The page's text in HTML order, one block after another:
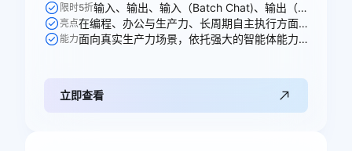
限时5折 输入、输出、输入（Batch Chat)、输出（Batch Chat)、显式缓存创建、显式缓存命中 6 个模型计费价格可参与活动
亮点 在编程、办公与生产力、长周期自主执行方面均能出色胜任各项任务
能力 面向真实生产力场景，依托强大的智能体能力，全面重塑专业工作流
立即查看